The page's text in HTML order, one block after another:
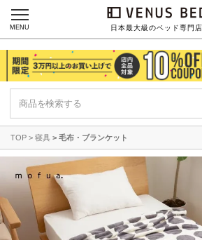
日本最大級のベッド専門店
MENU
TOP 寝具 毛布・ブランケット